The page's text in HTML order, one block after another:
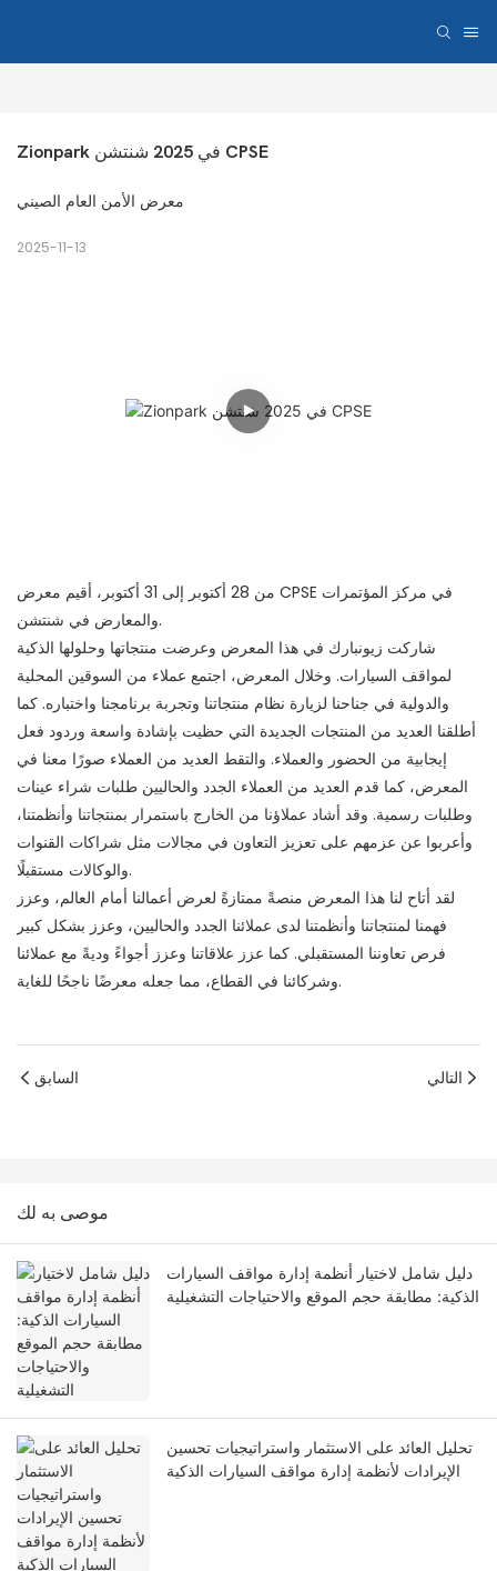
Zionpark في 2025 شنتشن CPSE
معرض الأمن العام الصيني
2025-11-13
من 28 أكتوبر إلى 31 أكتوبر، أقيم معرض CPSE في مركز المؤتمرات
والمعارض في شنتشن.
شاركت زيونبارك في هذا المعرض وعرضت منتجاتها وحلولها الذكية
لمواقف السيارات. وخلال المعرض، اجتمع عملاء من السوقين المحلية
والدولية في جناحنا لزيارة نظام منتجاتنا وتجربة برنامجنا واختباره. كما
أطلقنا العديد من المنتجات الجديدة التي حظيت بإشادة واسعة وردود فعل
إيجابية من الحضور والعملاء. والتقط العديد من العملاء صورًا معنا في
المعرض، كما قدم العديد من العملاء الجدد والحاليين طلبات شراء عينات
وطلبات رسمية. وقد أشاد عملاؤنا من الخارج باستمرار بمنتجاتنا وأنظمتنا،
وأعربوا عن عزمهم على تعزيز التعاون في مجالات مثل شراكات القنوات
والوكالات مستقبلًا.
لقد أتاح لنا هذا المعرض منصةً ممتازةً لعرض أعمالنا أمام العالم، وعزز
فهمنا لمنتجاتنا وأنظمتنا لدى عملائنا الجدد والحاليين، وعزز بشكل كبير
فرص تعاوننا المستقبلي. كما عزز علاقاتنا وعزز أجواءً وديةً مع عملائنا
وشركائنا في القطاع، مما جعله معرضًا ناجحًا للغاية.
السابق التالي
موصى به لك
دليل شامل لاختيار أنظمة إدارة مواقف السيارات
الذكية: مطابقة حجم الموقع والاحتياجات التشغيلية
تحليل العائد على الاستثمار واستراتيجيات تحسين
الإيرادات لأنظمة إدارة مواقف السيارات الذكية